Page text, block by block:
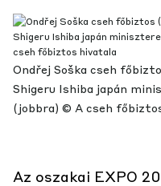
Ondřej Soška cseh
Shigeru Ishiba japán
(jobbra) © A cseh
Az oszakai EXPO